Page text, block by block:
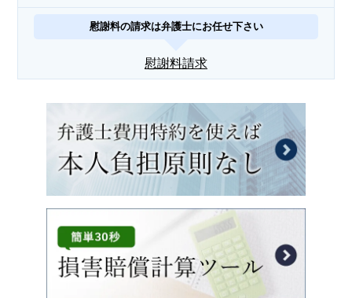
慰謝料の請求は弁護士にお任せ下さい
慰謝料請求